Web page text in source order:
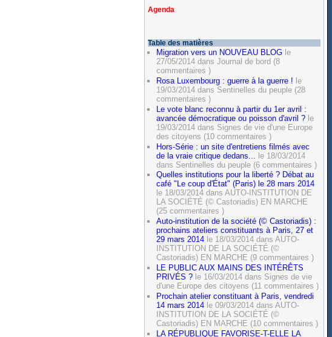
Agenda
Table des matières
Migration vers un NOUVEAU BLOG le
27/05/2014 dans Journal de bord (8
commentaires )
Rosa Luxembourg : guerre à la guerre ! le
19/03/2014 dans Sentinelles du peuple (28
commentaires )
Le vote blanc reconnu à partir du 1er avril :
avancée démocratique ou poisson d'avril ? le
19/03/2014 dans Signes de vie d'une Europe
des citoyens (10 commentaires )
Hors-Série : un site d'entretiens filmés avec
de la vraie critique dedans...
le 18/03/2014
dans Sentinelles du peuple (6 commentaires )
Quelles institutions pour la liberté ? Débat au
café "Le coup d'État" (Paris) le 28 mars 2014
le 18/03/2014 dans AUTO-INSTITUTION DE
LA SOCIÉTÉ (© Castoriadis) EN MARCHE
(25 commentaires )
Auto-institution de la société (© Castoriadis) :
prochains ateliers constituants à Paris, 27 et
29 mars 2014 le 18/03/2014 dans AUTO-
INSTITUTION DE LA SOCIÉTÉ (©
Castoriadis) EN MARCHE (9 commentaires )
LE PUBLIC AUX MAINS DES INTÉRÊTS
PRIVÉS ? le 16/03/2014 dans Signes de vie
d'une Europe des citoyens (11 commentaires )
Prochain atelier constituant à Paris, vendredi
14 mars 2014 le 09/03/2014 dans AUTO-
INSTITUTION DE LA SOCIÉTÉ (©
Castoriadis) EN MARCHE (10 commentaires )
LA RÉPUBLIQUE FAVORISE-T-ELLE LA